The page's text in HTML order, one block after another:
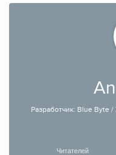
Разработчик: Blue Byte
Читателей